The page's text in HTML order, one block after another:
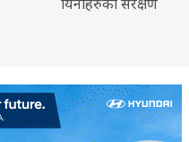
यिनीहरुको संरक्षण